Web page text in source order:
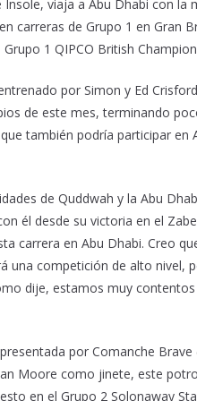
Insole, viaja a Abu Dhabi con
carreras de Grupo 1 en Gran
1 QIPCO British
por Simon y Ed
de este mes, terminando
también podría participar
de Quddwah y la Abu
él desde su victoria en el
carrera en Abu Dhabi. Creo
una competición de alto nivel,
dije, estamos muy
por Comanche
Moore como jinete, este
en el Grupo 2 Solonaway